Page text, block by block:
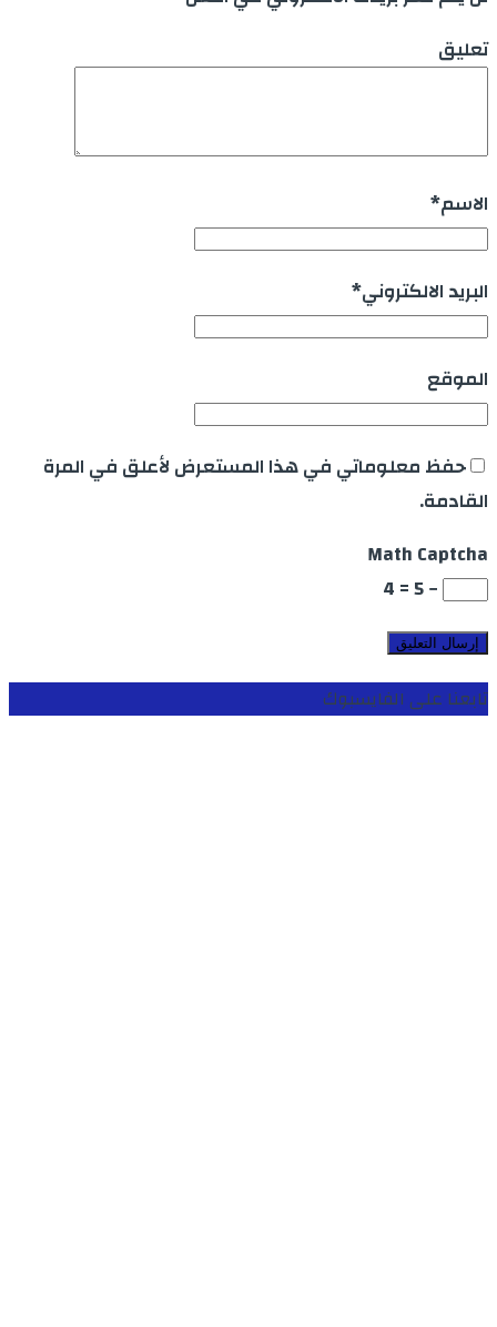
تعليق
الاسم*
البريد الالكتروني*
الموقع
حفظ معلوماتي في هذا المستعرض لأعلق في المرة
القادمة.
Math Captcha
− 5 = 4
تابعنا على الفايسبوك